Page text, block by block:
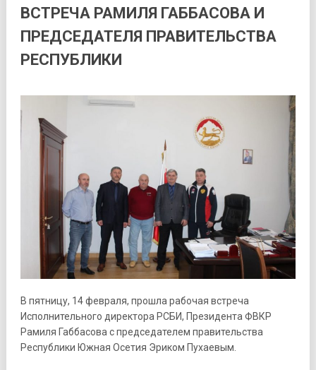
ВСТРЕЧА РАМИЛЯ ГАББАСОВА И
ПРЕДСЕДАТЕЛЯ ПРАВИТЕЛЬСТВА
РЕСПУБЛИКИ
В пятницу, 14 февраля, прошла рабочая встреча
Исполнительного директора РСБИ, Президента ФВКР
Рамиля Габбасова с председателем правительства
Республики Южная Осетия Эриком Пухаевым.